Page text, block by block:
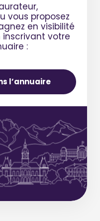
vous proposez
en visibilité
inscrivant votre
:
l’annuaire